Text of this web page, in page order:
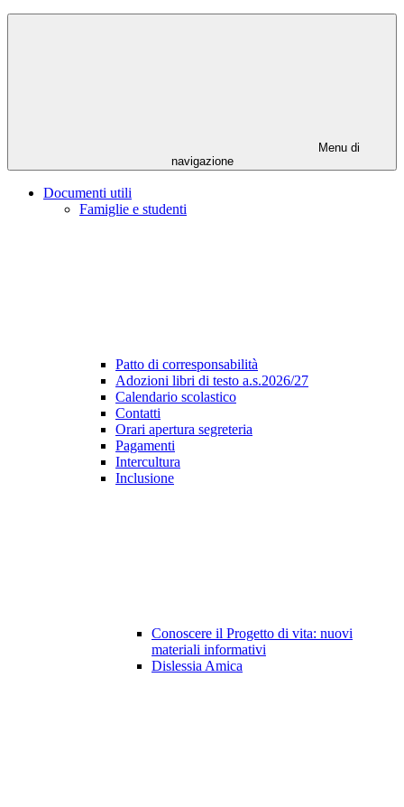
Menu di
navigazione
Documenti utili
Famiglie e studenti
Patto di corresponsabilità
Adozioni libri di testo a.s.2026/27
Calendario scolastico
Contatti
Orari apertura segreteria
Pagamenti
Intercultura
Inclusione
Conoscere il Progetto di vita: nuovi
materiali informativi
Dislessia Amica